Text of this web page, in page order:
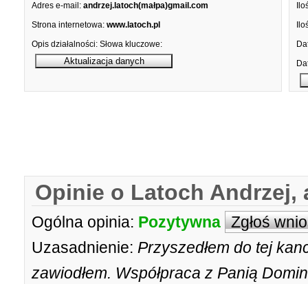
Adres e-mail: andrzej.latoch(małpa)gmail.com
Strona internetowa: www.latoch.pl
Opis działalności: Słowa kluczowe:
Opinie o Latoch Andrzej,
Ogólna opinia: Pozytywna Zgłoś
Uzasadnienie: Przyszedłem do tej
zawiodłem. Współpraca z Panią